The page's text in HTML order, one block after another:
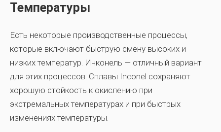
Температуры
Есть некоторые производственные процессы,
которые включают быструю смену высоких и
низких температур. Инконель — отличный вариант
для этих процессов. Сплавы Inconel сохраняют
хорошую стойкость к окислению при
экстремальных температурах и при быстрых
изменениях температуры.